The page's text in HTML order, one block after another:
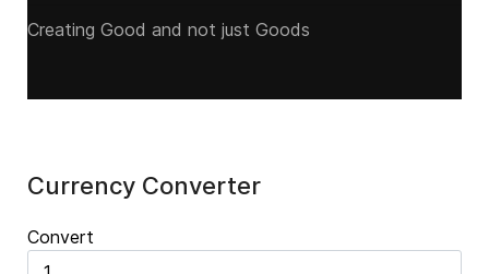
Creating Good and not just Goods
Currency Converter
Convert